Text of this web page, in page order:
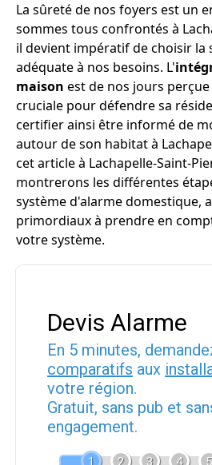
La sûreté de nos foyers est un
sommes tous confrontés à
il devient impératif de choisir la
adéquate à nos besoins. L'
maison est de nos jours
cruciale pour défendre sa
certifier ainsi être informé de
autour de son habitat à
cet article à Lachapelle-Saint-
montrerons les différentes
système d'alarme domestique,
primordiaux à prendre en
votre système.
Devis Alarme
En 5 minutes,
comparatifs aux
votre région.
Gratuit, sans pub et
engagement.
1 2 3 4 5